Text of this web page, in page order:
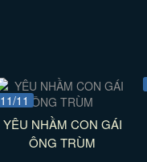
11/11
YÊU NHẦM CON GÁI
ÔNG TRÙM